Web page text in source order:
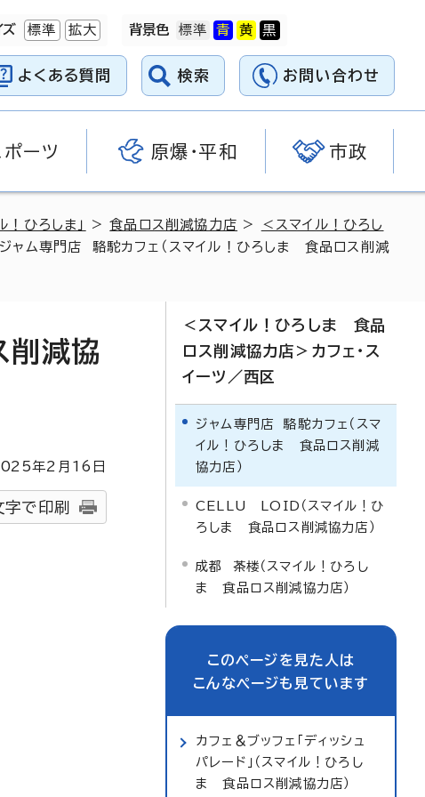
ズ 標準 拡大 背景色
よくある質問 検索 お問い合わせ
ポーツ 原爆・平和 市政
ひろしま」 >食品ロス削減協力店 >
＜スマイル！ひろし
ャム専門店 駱駝カフェ（スマイル！ひろしま 食品ロス削減
削減協
年2月 16 日
で印刷
＜スマイル！ひろしま 食品
ロス削減協力店＞カフェ・ス
イーツ／西区
ジャム専門店 駱駝カフェ（スマ
イル！ひろしま 食品ロス削減
協力店）
CELLU LOID（スマイル！ひ
ろしま 食品ロス削減協力店）
成都 茶楼（スマイル！ひろし
ま 食品ロス削減協力店）
このページを見た人は
こんなページも見ています
カフェ＆ブッフェ「ディッシュ
パレード」（スマイル！ひろし
ま 食品ロス削減協力店）